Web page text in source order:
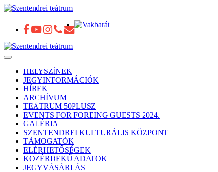
Toggle
navigationHELYSZÍNEK
JEGYINFORMÁCIÓK
HÍREK
ARCHÍVUM
TEÁTRUM 50PLUSZ
EVENTS FOR FOREING GUESTS 2024.
GALÉRIA
SZENTENDREI KULTURÁLIS KÖZPONT
TÁMOGATÓK
ELÉRHETŐSÉGEK
KÖZÉRDEKŰ ADATOK
JEGYVÁSÁRLÁS